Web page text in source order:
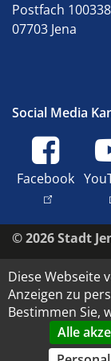
Postfach 100338
07703 Jena
Social Media
Facebook
© 2026 Stadt
Diese Webseite
Anzeigen zu
Bestimmen Sie,
Alle